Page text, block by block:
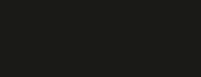
saídas de Marlon Freitas, Savarino e